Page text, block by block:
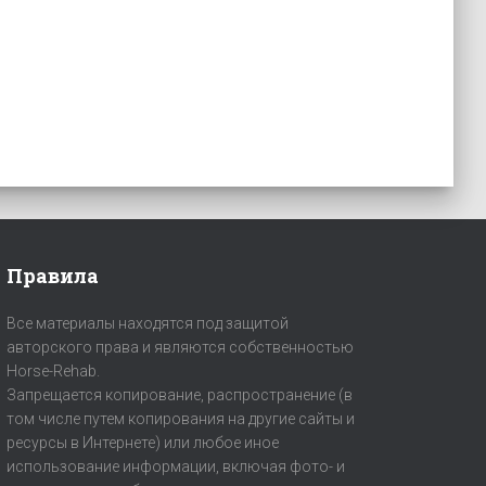
Правила
Все материалы находятся под защитой
авторского права и являются собственностью
Horse-Rehab.
Запрещается копирование, распространение (в
том числе путем копирования на другие сайты и
ресурсы в Интернете) или любое иное
использование информации, включая фото- и